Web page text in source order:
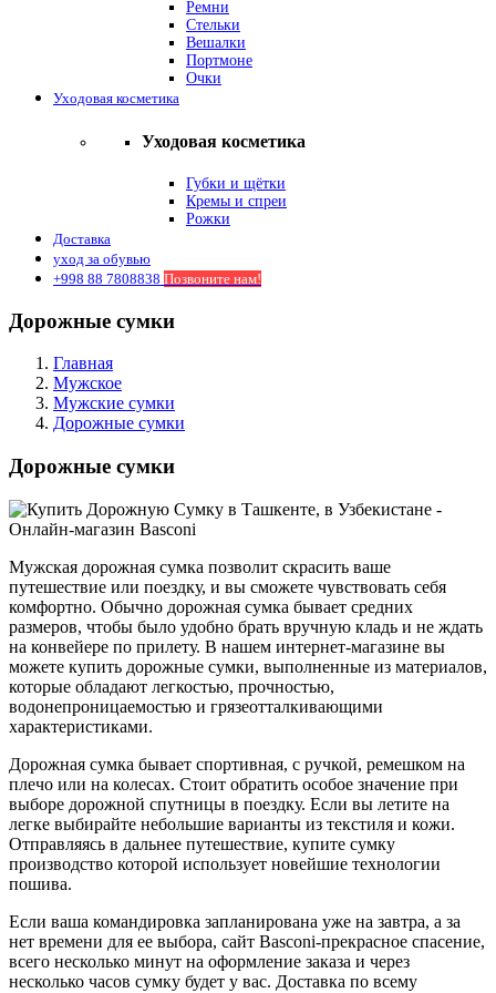
Ремни
Стельки
Вешалки
Портмоне
Очки
Уходовая косметика
Уходовая косметика
Губки и щётки
Кремы и спреи
Рожки
Доставка
уход за обувью
+998 88 7808838 Позвоните нам!
Дорожные сумки
Главная
Мужское
Мужские сумки
Дорожные сумки
Очистить
Производители
24hrs 0
Ara 0
Armate di mare 0
Baerchi 0
Baldinini 0
Basconi 0
Betsy 0
Brics 0
Collonil 0
Colonil 0
Comfort 0
Corsocomo 0
Cromia 0
Crosby 0
Ekonika 0
Ekonika premium 0
Дорожные сумки
Мужская дорожная сумка позволит скрасить ваше
путешествие или поездку, и вы сможете чувствовать себя
комфортно. Обычно дорожная сумка бывает средних
размеров, чтобы было удобно брать вручную кладь и не ждать
на конвейере по прилету. В нашем интернет-магазине вы
можете купить дорожные сумки, выполненные из материалов,
которые обладают легкостью, прочностью,
водонепроницаемостью и грязеотталкивающими
характеристиками.
Дорожная сумка бывает спортивная, с ручкой, ремешком на
плечо или на колесах. Стоит обратить особое значение при
выборе дорожной спутницы в поездку. Если вы летите на
легке выбирайте небольшие варианты из текстиля и кожи.
Отправляясь в дальнее путешествие, купите сумку
производство которой использует новейшие технологии
пошива.
Если ваша командировка запланирована уже на завтра, а за
нет времени для ее выбора, сайт Basconi-прекрасное спасение,
всего несколько минут на оформление заказа и через
несколько часов сумку будет у вас. Доставка по всему